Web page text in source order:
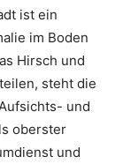
ist ein
im Boden
Hirsch und
steht die
und
oberster
und